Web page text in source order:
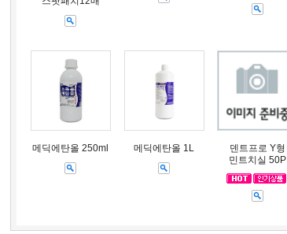
메딕에탄올 250ml 메딕에탄올 1L
덴트프로 Y형
민트치실 50P